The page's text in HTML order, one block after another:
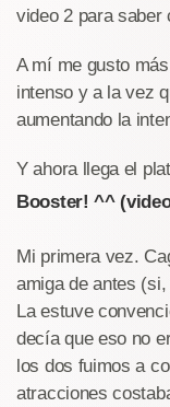
video 2 para saber
A mí me gusto
intenso y a la vez
aumentando la
Y ahora llega el
Booster! ^^
Mi primera vez.
amiga de antes
La estuve
decía que eso no
los dos fuimos a
atracciones